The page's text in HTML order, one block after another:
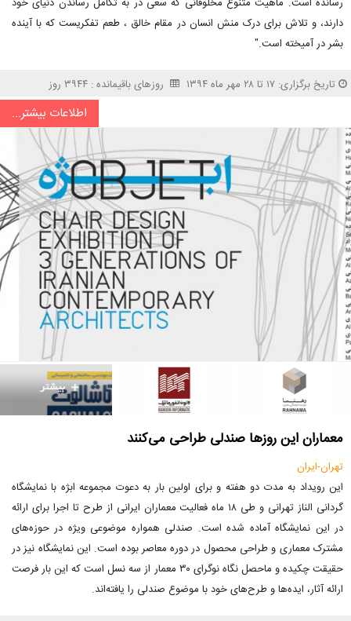
دارند، و تلاش برای درک منش انسان در مقام خالق ، طعم تفکریست که با آینده
بشر در آمیخته است."
تاریخ برگزاری: ۱۷ تا ۲۸ مهر ماه ۱۳۹۴ روزهای باقیمانده : ۳۹۴۴ روز
اطلاعات بیشتر...
معماران این روزها صندلی طراحی می‌کنند
تهران-ایران
این رویداد به مدت دو هفته و برای اولین بار به دعوت مجموعه ابژه با نمایشگاه
گردانی الناز تهرانی و طی ۱۸ ماه فعالیت معماران ایرانی از طرح تا اجرا برای ارائه
در این نمایشگاه آماده شده است. صندلی همواره موضوعی ویژه در حوزه‌های
مشترک معماری و طراحی محصول در دوره معاصر بوده است. این نمایشگاه نیز در
حقیقت چکیده و ماحصل نگاه نوگرای ۳۰ معمار از سه نسل است که این بار فرصت
ارائه آثار، ایده‌ها و طرح‌های خود با موضوع صندلی را یافته‌اند.